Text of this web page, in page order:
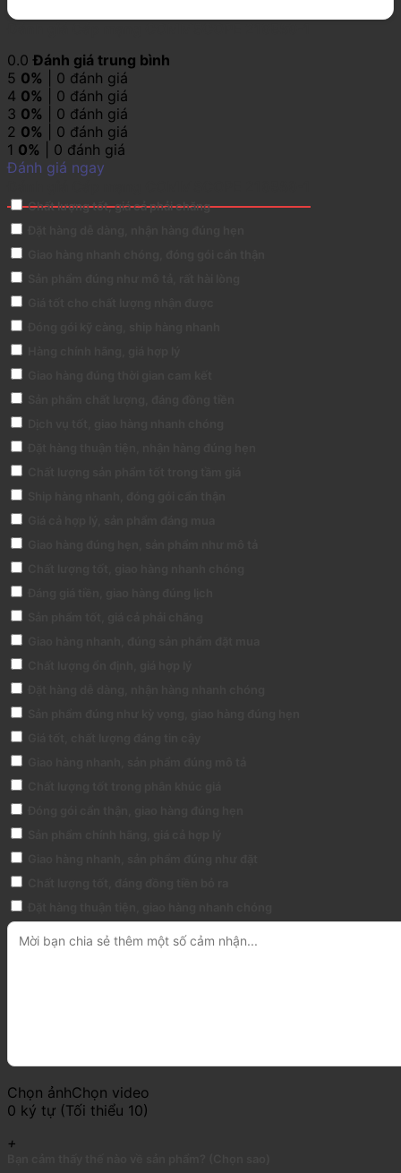
0.0Đánh giá trung bình
5 0% | 0 đánh giá
4 0% | 0 đánh giá
3 0% | 0 đánh giá
2 0% | 0 đánh giá
1 0% | 0 đánh giá
Đánh giá ngay
Chất lượng tốt, giá cả phải chăng
Chọn ảnhChọn video
0 ký tự (Tối thiểu 10)
+